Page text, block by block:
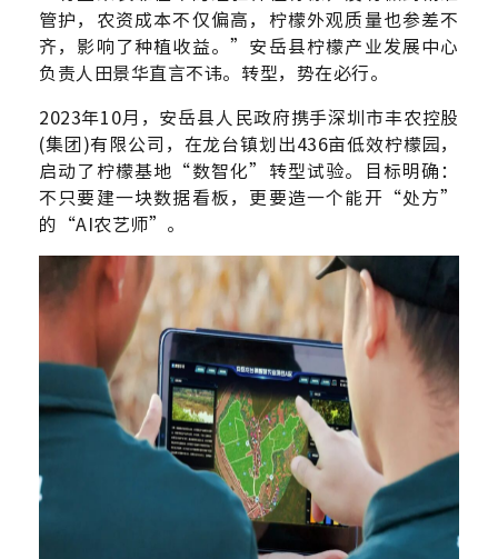
管护，农资成本不仅偏高，柠檬外观质量也参差不
齐，影响了种植收益。”安岳县柠檬产业发展中心
负责人田景华直言不讳。转型，势在必行。
2023年10月，安岳县人民政府携手深圳市丰农控股
(集团)有限公司，在龙台镇划出436亩低效柠檬园，
启动了柠檬基地“数智化”转型试验。目标明确：
不只要建一块数据看板，更要造一个能开“处方”
的“AI农艺师”。